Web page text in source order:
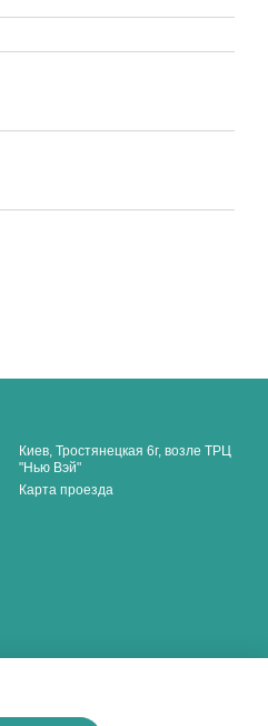
Киев, Тростянецкая 6г, возле ТРЦ
"Нью Вэй"
Карта проезда